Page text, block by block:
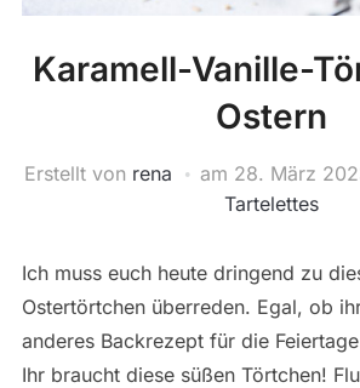
Karamell-Vanille-
Ostern
Erstellt von rena am 28. März
Tartelettes
Ich muss euch heute dringend zu
Ostertörtchen überreden. Egal, ob
anderes Backrezept für die
Ihr braucht diese süßen Törtchen!